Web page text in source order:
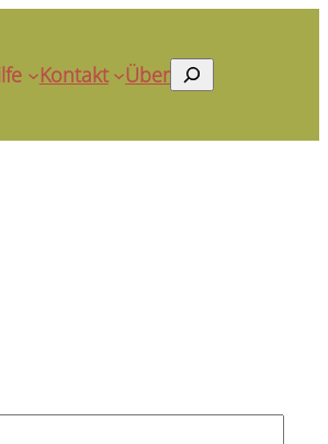
Kontakt ÜberSuchen